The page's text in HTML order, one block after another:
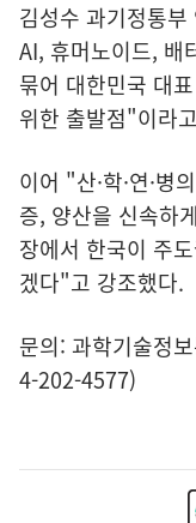
김성수 과기정통
AI, 휴머노이드, 배
묶어 대한민국 대
위한 출발점"이라
이어 "산·학·연·병
증, 양산을 신속하
장에서 한국이 주
겠다"고 강조했다.
문의: 과학기술정
4-202-4577)